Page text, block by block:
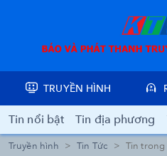
TRUYỀN HÌNH
Tin nổi bật Tin địa phương
Truyền hình Tin Tức Tin trong